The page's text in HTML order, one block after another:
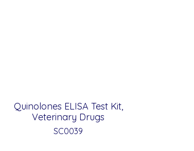
Quinolones ELISA Test Kit,
Veterinary Drugs
SC0039